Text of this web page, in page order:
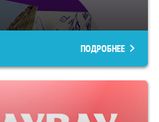
ПОДРОБНЕЕ